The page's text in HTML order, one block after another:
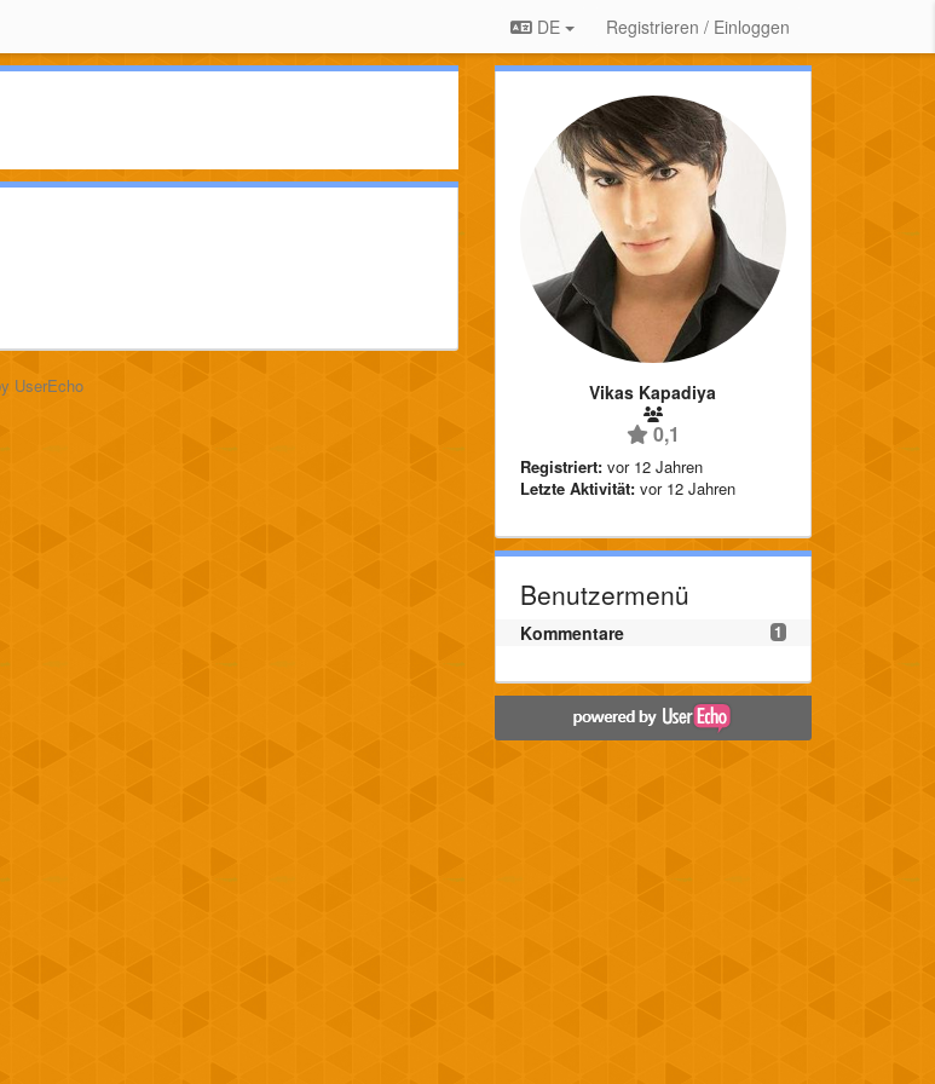
DE Registrieren / Einloggen
UserEcho Vikas Kapadiya
0,1
Registriert: vor 12 Jahren
Letzte Aktivität: vor 12 Jahren
Benutzermenü
1
Kommentare